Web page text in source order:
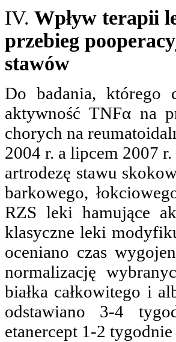
IV. Wpływ terapii
przebieg
stawów
Do badania, którego
aktywność TNFα na
chorych na
2004 r. a lipcem 2007
artrodezę stawu
barkowego,
RZS leki hamujące
klasyczne leki
oceniano czas
normalizację
białka całkowitego i
odstawiano 3-4
etanercept 1-2